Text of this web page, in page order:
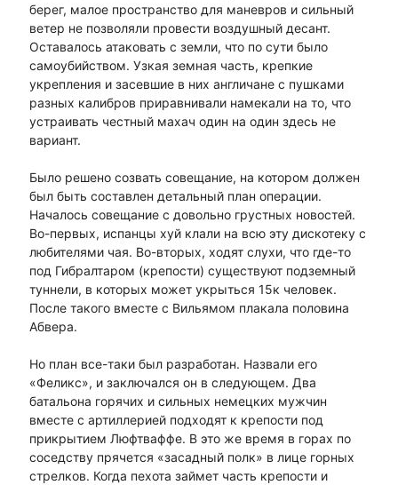
берег, малое пространство для маневров и сильный
ветер не позволяли провести воздушный десант.
Оставалось атаковать с земли, что по сути было
самоубийством. Узкая земная часть, крепкие
укрепления и засевшие в них англичане с пушками
разных калибров приравнивали намекали на то, что
устраивать честный махач один на один здесь не
вариант.
Было решено созвать совещание, на котором должен
был быть составлен детальный план операции.
Началось совещание с довольно грустных новостей.
Во-первых, испанцы хуй клали на всю эту дискотеку с
любителями чая. Во-вторых, ходят слухи, что где-то
под Гибралтаром (крепости) существуют подземный
туннели, в которых может укрыться 15к человек.
После такого вместе с Вильямом плакала половина
Абвера.
Но план все-таки был разработан. Назвали его
«Феликс», и заключался он в следующем. Два
батальона горячих и сильных немецких мужчин
вместе с артиллерией подходят к крепости под
прикрытием Люфтваффе. В это же время в горах по
соседству прячется «засадный полк» в лице горных
стрелков. Когда пехота займет часть крепости и